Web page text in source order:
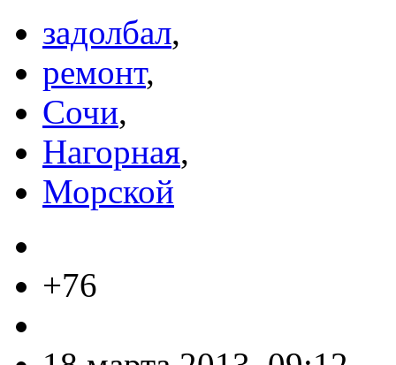
задолбал,
ремонт,
Сочи,
Нагорная,
Морской
+76